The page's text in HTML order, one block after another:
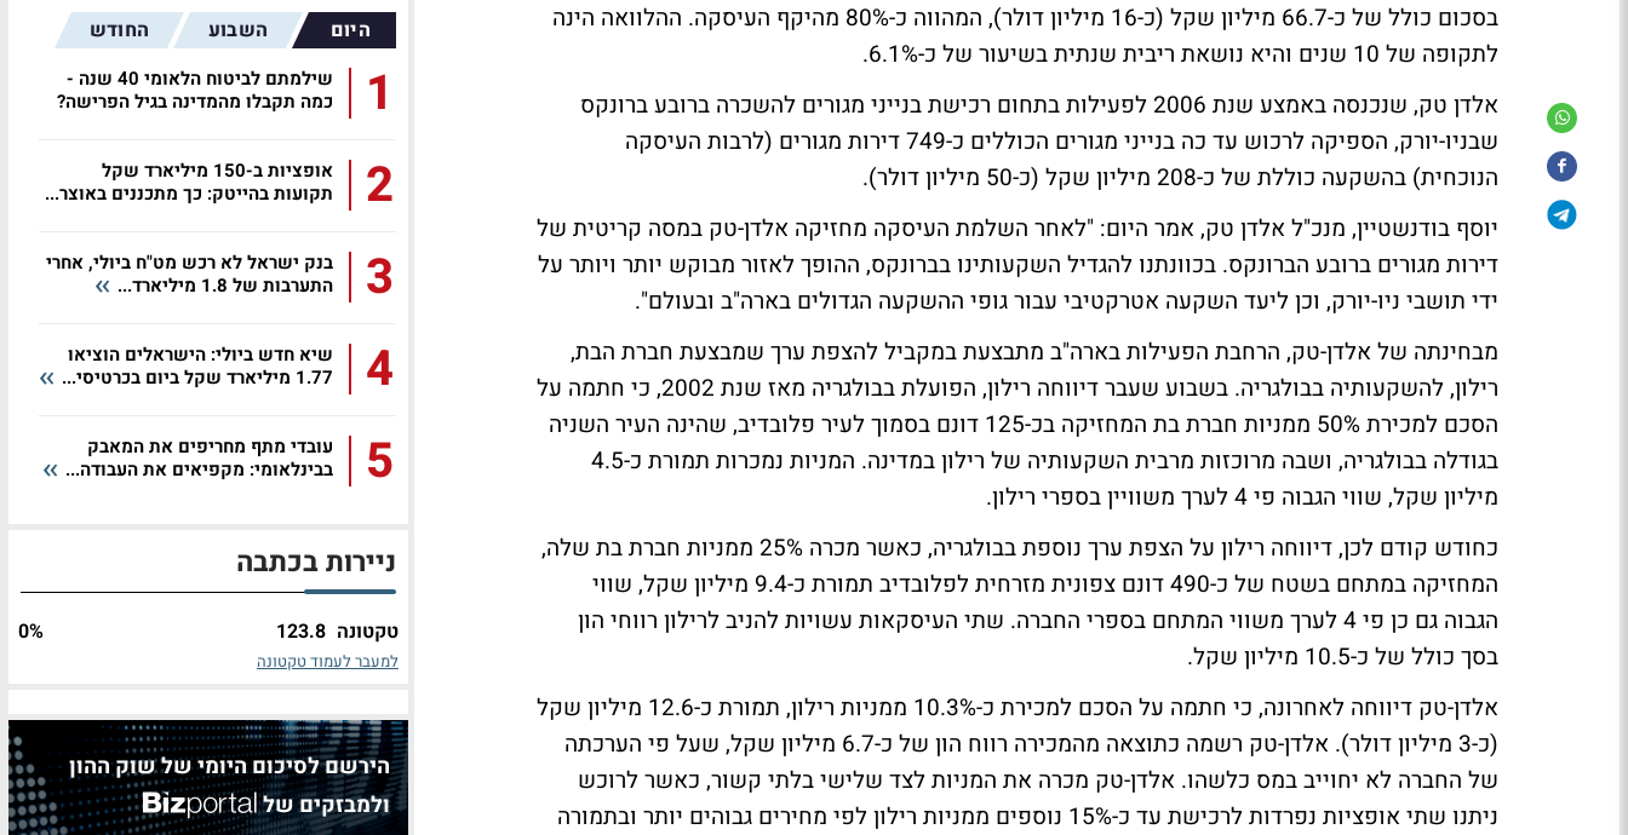
בסכום כולל של כ-66.7 מיליון שקל (כ-16 מיליון דולר), המהווה כ-80% מהיקף העיסקה. ההלוואה הינה
לתקופה של 10 שנים והיא נושאת ריבית שנתית בשיעור של כ-6.1%.
אלדן טק, שנכנסה באמצע שנת 2006 לפעילות בתחום רכישת בנייני מגורים להשכרה ברובע ברונקס
שבניו-יורק, הספיקה לרכוש עד כה בנייני מגורים הכוללים כ-749 דירות מגורים (לרבות העיסקה
הנוכחית) בהשקעה כוללת של כ-208 מיליון שקל (כ-50 מיליון דולר).
יוסף בודנשטיין, מנכ"ל אלדן טק, אמר היום: "לאחר השלמת העיסקה מחזיקה אלדן-טק במסה קריטית של
דירות מגורים ברובע הברונקס. בכוונתנו להגדיל השקעותינו בברונקס, ההופך לאזור מבוקש יותר ויותר על
ידי תושבי ניו-יורק, וכן ליעד השקעה אטרקטיבי עבור גופי ההשקעה הגדולים בארה"ב ובעולם".
מבחינתה של אלדן-טק, הרחבת הפעילות בארה"ב מתבצעת במקביל להצפת ערך שמבצעת חברת הבת,
רילון, להשקעותיה בבולגריה. בשבוע שעבר דיווחה רילון, הפועלת בבולגריה מאז שנת 2002, כי חתמה על
הסכם למכירת 50% ממניות חברת בת המחזיקה בכ-125 דונם בסמוך לעיר פלובדיב, שהינה העיר השניה
בגודלה בבולגריה, ושבה מרוכזות מרבית השקעותיה של רילון במדינה. המניות נמכרות תמורת כ-4.5
מיליון שקל, שווי הגבוה פי 4 לערך משוויין בספרי רילון.
כחודש קודם לכן, דיווחה רילון על הצפת ערך נוספת בבולגריה, כאשר מכרה 25% ממניות חברת בת שלה,
המחזיקה במתחם בשטח של כ-490 דונם צפונית מזרחית לפלובדיב תמורת כ-9.4 מיליון שקל, שווי
הגבוה גם כן פי 4 לערך משווי המתחם בספרי החברה. שתי העיסקאות עשויות להניב לרילון רווחי הון
בסך כולל של כ-10.5 מיליון שקל.
אלדן-טק דיווחה לאחרונה, כי חתמה על הסכם למכירת כ-10.3% ממניות רילון, תמורת כ-12.6 מיליון שקל
(כ-3 מיליון דולר). אלדן-טק רשמה כתוצאה מהמכירה רווח הון של כ-6.7 מיליון שקל, שעל פי הערכתה
של החברה לא יחוייב במס כלשהו. אלדן-טק מכרה את המניות לצד שלישי בלתי קשור, כאשר לרוכש
ניתנו שתי אופציות נפרדות לרכישת עד כ-15% נוספים ממניות רילון לפי מחירים גבוהים יותר ובתמורה
היום השבוע החודש
1
שילמתם לביטוח הלאומי 40 שנה -
כמה תקבלו מהמדינה בגיל הפרישה?
2
אופציות ב-150 מיליארד שקל
תקועות בהייטק: כך מתכננים באוצר...
3
בנק ישראל לא רכש מט"ח ביולי, אחרי
התערבות של 1.8 מיליארד...
4
שיא חדש ביולי: הישראלים הוציאו
1.77 מיליארד שקל ביום בכרטיסי...
5
עובדי מתף מחריפים את המאבק
בבינלאומי: מקפיאים את העבודה...
ניירות בכתבה
טקטונה 123.8
0%
למעבר לעמוד טקטונה
הירשם לסיכום היומי של שוק ההון
ולמבזקים של